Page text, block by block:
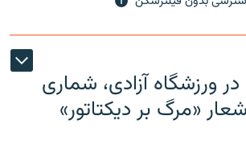
ورزشگاه آزادی، شماری
«مرگ بر دیکتاتور»